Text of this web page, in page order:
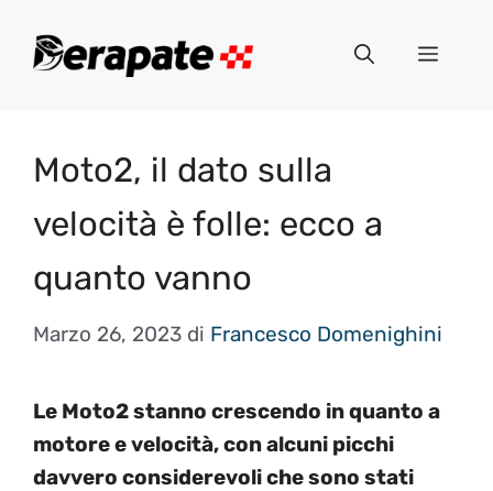
Menu
Moto2, il dato sulla
velocità è folle: ecco a
quanto vanno
Marzo 26, 2023 di Francesco Domenighini
Le Moto2 stanno crescendo in quanto a
motore e velocità, con alcuni picchi
davvero considerevoli che sono stati